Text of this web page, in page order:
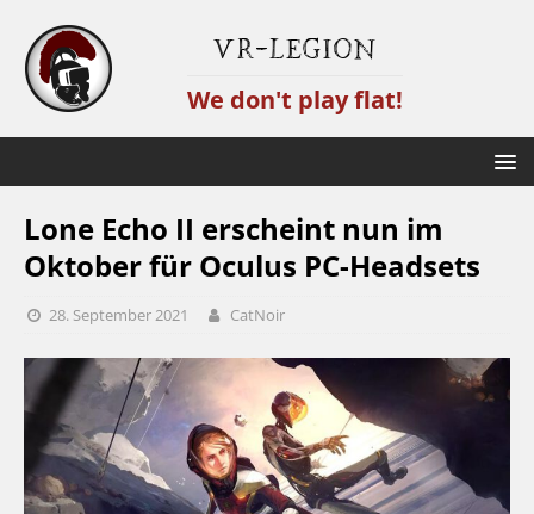
VR-Legion
We don't play flat!
Lone Echo II erscheint nun im
Oktober für Oculus PC-Headsets
28. September 2021 CatNoir